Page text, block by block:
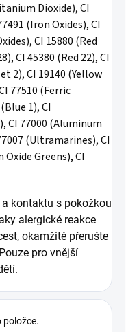
Dioxide), CI
(Iron Oxides), CI
CI 15880 (Red
CI 45380 (Red 22), CI
2), CI 19140 (Yellow
77510 (Ferric
1), CI
CI 77000 (Aluminum
(Ultramarines), CI
OxideGreens), CI
kontaktu s pokožkou
alergické reakce
okamžitě přerušte
pro vnější
položce.